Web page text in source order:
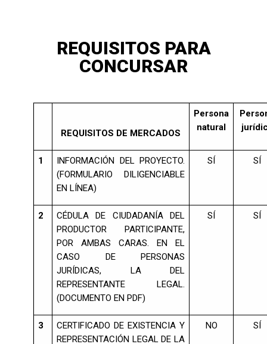
REQUISITOS PARA
CONCURSAR
REQUISITOS DE MERCADOS
Persona
natural
1
INFORMACIÓN DEL PROYECTO.
(FORMULARIO DILIGENCIABLE
EN LÍNEA)
SÍ SÍ
2
CÉDULA DE CIUDADANÍA DEL
PRODUCTOR PARTICIPANTE,
POR AMBAS CARAS. EN EL
CASO DE PERSONAS
JURÍDICAS, LA DEL
REPRESENTANTE LEGAL.
(DOCUMENTO EN PDF)
SÍ SÍ
3
CERTIFICADO DE EXISTENCIA Y
REPRESENTACIÓN LEGAL DE LA
NO SÍ